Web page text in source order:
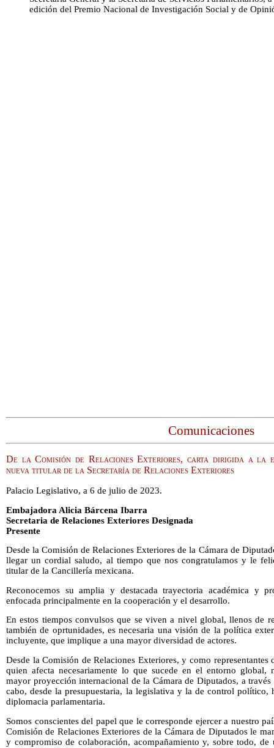
edición del Premio Nacional de Investigación Social y de
Comunicaciones
De la Comisión de Relaciones Exteriores, carta dirigida a la
nueva titular de la Secretaría de Relaciones Exteriores
Palacio Legislativo, a 6 de julio de 2023.
Embajadora Alicia Bárcena Ibarra
Secretaria de Relaciones Exteriores Designada
Presente
Desde la Comisión de Relaciones Exteriores de la Cámara de
llegar un cordial saludo, al tiempo que nos congratulamos y le
titular de la Cancillería mexicana.
Reconocemos su amplia y destacada trayectoria académica y
enfocada principalmente en la cooperación y el desarrollo.
En estos tiempos convulsos que se viven a nivel global, llenos de
también de oprtunidades, es necesaria una visión de la política
incluyente, que implique a una mayor diversidad de actores.
Desde la Comisión de Relaciones Exteriores, y como
quien afecta necesariamente lo que sucede en el entorno global,
mayor proyección internacional de la Cámara de Diputados, a
cabo, desde la presupuestaria, la legislativa y la de control político,
diplomacia parlamentaria.
Somos conscientes del papel que le corresponde ejercer a nuestro
Comisión de Relaciones Exteriores de la Cámara de Diputados le
y compromiso de colaboración, acompañamiento y, sobre todo,